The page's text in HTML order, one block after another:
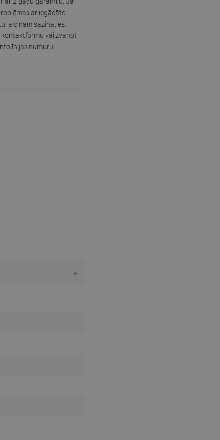
ar iegādāto
aicinām sazināties,
vai zvanot
numuru.
SWEDISH
PORTUGUESE